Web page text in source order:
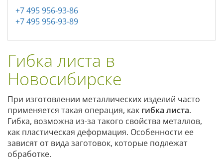
+7 495 956-93-86
+7 495 956-93-89
Гибка листа в
Новосибирске
При изготовлении металлических изделий часто
применяется такая операция, как гибка листа.
Гибка, возможна из-за такого свойства металлов,
как пластическая деформация. Особенности ее
зависят от вида заготовок, которые подлежат
обработке.